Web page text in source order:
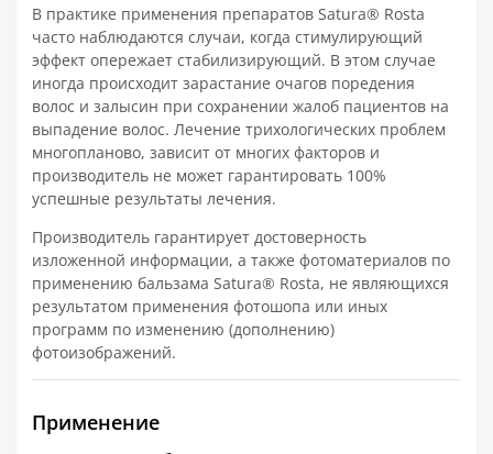
В практике применения препаратов Satura® Rosta
часто наблюдаются случаи, когда стимулирующий
эффект опережает стабилизирующий. В этом случае
иногда происходит зарастание очагов поредения
волос и залысин при сохранении жалоб пациентов на
выпадение волос. Лечение трихологических проблем
многопланово, зависит от многих факторов и
производитель не может гарантировать 100%
успешные результаты лечения.
Производитель гарантирует достоверность
изложенной информации, а также фотоматериалов по
применению бальзама Satura® Rosta, не являющихся
результатом применения фотошопа или иных
программ по изменению (дополнению)
фотоизображений.
Применение